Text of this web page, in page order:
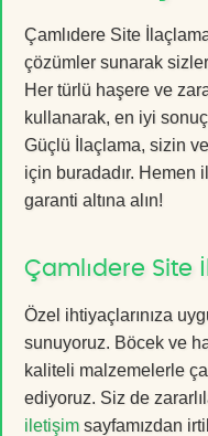
Çamlıdere Site
çözümler sunarak
Her türlü haşere ve
kullanarak, en iyi
Güçlü İlaçlama, sizin
için buradadır.
garanti altına alın!
Çamlıdere Site
Özel ihtiyaçlarınıza
sunuyoruz. Böcek ve
kaliteli malzemelerle
ediyoruz. Siz de
iletişim sayfamızdan